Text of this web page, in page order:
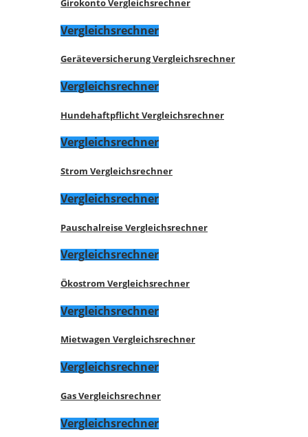
Girokonto Vergleichsrechner
Vergleichsrechner
Geräteversicherung Vergleichsrechner
Vergleichsrechner
Hundehaftpflicht Vergleichsrechner
Vergleichsrechner
Strom Vergleichsrechner
Vergleichsrechner
Pauschalreise Vergleichsrechner
Vergleichsrechner
Ökostrom Vergleichsrechner
Vergleichsrechner
Mietwagen Vergleichsrechner
Vergleichsrechner
Gas Vergleichsrechner
Vergleichsrechner